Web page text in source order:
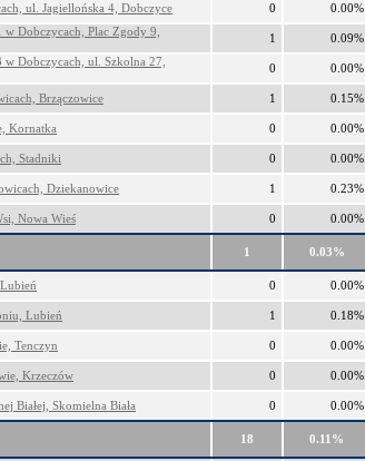
ul. Jagiellońska 4, Dobczyce 0 0.00%
w Dobczycach, Plac Zgody 9,
1 0.09%
w Dobczycach, ul. Szkolna 27,
0 0.00%
Brzączowice 1 0.15%
Kornatka 0 0.00%
Stadniki 0 0.00%
Dziekanowice 1 0.23%
Nowa Wieś 0 0.00%
1 0.03%
0 0.00%
Lubień 1 0.18%
Tenczyn 0 0.00%
Krzeczów 0 0.00%
Białej, Skomielna Biała 0 0.00%
18 0.11%